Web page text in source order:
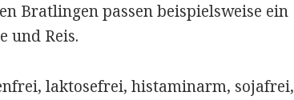
Bratlingen passen beispielsweise ein
und Reis.
laktosefrei, histaminarm, sojafrei,